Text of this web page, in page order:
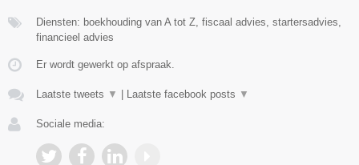
Diensten: boekhouding van A tot Z, fiscaal advies, startersadvies,
financieel advies
Er wordt gewerkt op afspraak.
Laatste tweets ▼ Laatste facebook posts ▼
Sociale media: